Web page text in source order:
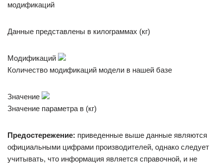
модификаций
Данные представлены в килограммах (кг)
Модификаций
Количество модификаций модели в нашей базе
Значение
Значение параметра в (кг)
Предостережение: приведенные выше данные являются
официальными цифрами производителей, однако следует
учитывать, что информация является справочной, и не